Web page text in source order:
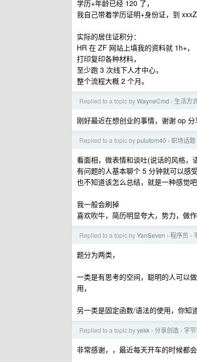
学历+年龄已经 120 了，
我自己带着学历证明+身份证，到
实际的居住证积分：
HR 在 ZF 网站上填我的资料就 1h+，
打印复印各种材料，
至少跑 3 次线下人才中心，
整个流程大概 2 个月。
Replied to a topic byWayneCmd › 生活方
刚好最近在想创业的事情，谢谢 op
Replied to a topic bypulutom40 › 职场话题
看面相，微表情和谈吐(说话的风格，
有问题的人基本聊个 5 分钟就可以感受
也不知道该怎么总结，就是一种感觉吧
我一般会刷掉
喜欢吹牛，简历明显夸大，势力，做
Replied to a topic byYanSeven › 程序员 ›
题分为两类，
一类是有思考的空间，聪明的人可以
用，
另一类是固定函数/语法的使用，你知
Replied to a topic byyekk › 分享创造 › 字
非常感谢，，最近每天开车的时候都会